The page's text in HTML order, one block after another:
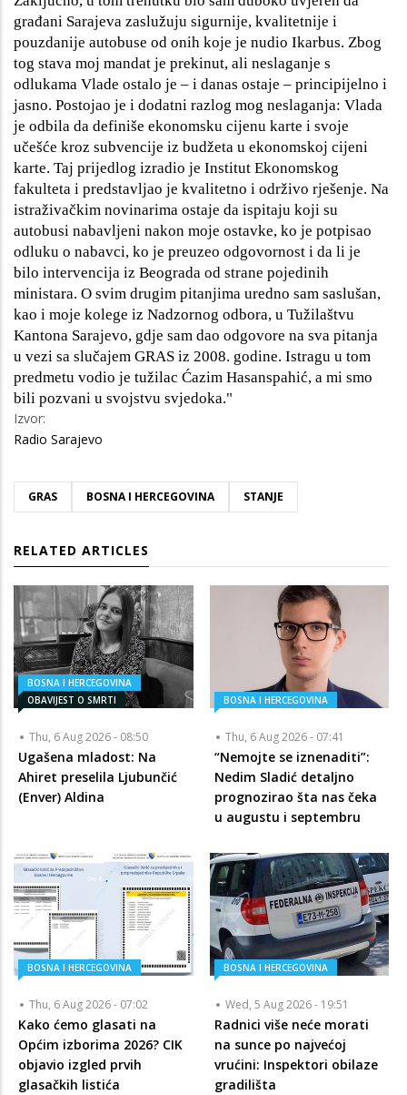
građani Sarajeva zaslužuju sigurnije, kvalitetnije i
pouzdanije autobuse od onih koje je nudio Ikarbus. Zbog
tog stava moj mandat je prekinut, ali neslaganje s
odlukama Vlade ostalo je – i danas ostaje – principijelno i
jasno. Postojao je i dodatni razlog mog neslaganja: Vlada
je odbila da definiše ekonomsku cijenu karte i svoje
učešće kroz subvencije iz budžeta u ekonomskoj cijeni
karte. Taj prijedlog izradio je Institut Ekonomskog
fakulteta i predstavljao je kvalitetno i održivo rješenje. Na
istraživačkim novinarima ostaje da ispitaju koji su
autobusi nabavljeni nakon moje ostavke, ko je potpisao
odluku o nabavci, ko je preuzeo odgovornost i da li je
bilo intervencija iz Beograda od strane pojedinih
ministara. O svim drugim pitanjima uredno sam saslušan,
kao i moje kolege iz Nadzornog odbora, u Tužilaštvu
Kantona Sarajevo, gdje sam dao odgovore na sva pitanja
u vezi sa slučajem GRAS iz 2008. godine. Istragu u tom
predmetu vodio je tužilac Ćazim Hasanspahić, a mi smo
bili pozvani u svojstvu svjedoka."
Izvor:
Radio Sarajevo
GRAS BOSNA I HERCEGOVINA STANJE
RELATED ARTICLES
BOSNA I HERCEGOVINA
OBAVIJEST O SMRTI
Thu, 6 Aug 2026 - 08:50
Ugašena mladost: Na
Ahiret preselila Ljubunčić
(Enver) Aldina
BOSNA I HERCEGOVINA
Thu, 6 Aug 2026 - 07:41
“Nemojte se iznenaditi”:
Nedim Sladić detaljno
prognozirao šta nas čeka
u augustu i septembru
BOSNA I HERCEGOVINA
Thu, 6 Aug 2026 - 07:02
Kako ćemo glasati na
Općim izborima 2026? CIK
objavio izgled prvih
glasačkih listića
BOSNA I HERCEGOVINA
Wed, 5 Aug 2026 - 19:51
Radnici više neće morati
na sunce po najvećoj
vrućini: Inspektori obilaze
gradilišta